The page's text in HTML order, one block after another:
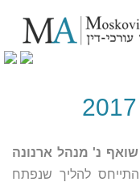
נ' מנהל ארנונה
להליך שנפתח